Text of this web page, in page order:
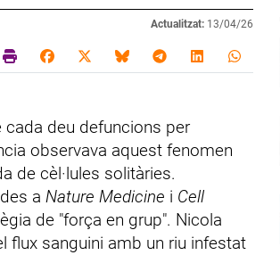
Actualitzat: 13/04/26
deu defuncions per
observava aquest fenomen
de cèl·lules solitàries.
a Nature Medicine i Cell
de "força en grup". Nicola
flux sanguini amb un riu infestat